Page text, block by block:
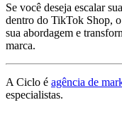
Se você deseja escalar
dentro do TikTok Shop,
sua abordagem e
marca.
A Ciclo é agência de
especialistas.